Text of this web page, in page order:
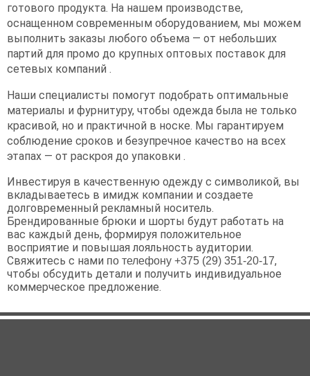
готового продукта. На нашем производстве,
оснащенном современным оборудованием, мы можем
выполнить заказы любого объема — от небольших
партий для промо до крупных оптовых поставок для
сетевых компаний .
Наши специалисты помогут подобрать оптимальные
материалы и фурнитуру, чтобы одежда была не только
красивой, но и практичной в носке. Мы гарантируем
соблюдение сроков и безупречное качество на всех
этапах — от раскроя до упаковки .
Инвестируя в качественную одежду с символикой, вы
вкладываетесь в имидж компании и создаете
долговременный рекламный носитель.
Брендированные брюки и шорты будут работать на
вас каждый день, формируя положительное
восприятие и повышая лояльность аудитории.
Свяжитесь с нами по телефону +375 (29) 351-20-17,
чтобы обсудить детали и получить индивидуальное
коммерческое предложение.